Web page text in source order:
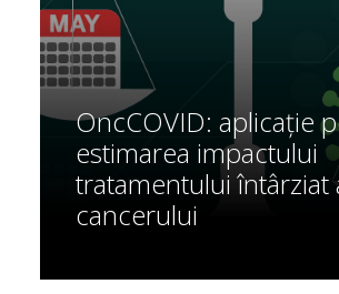
OncCOVID: aplicație
estimarea impactului
tratamentului întârziat
cancerului